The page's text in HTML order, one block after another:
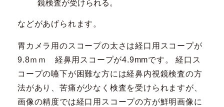
鏡検査が受けられる。
などがあげられます。
胃カメラ用のスコープの太さは経口用スコープが
9.8ｍｍ 経鼻用スコープが4.9mmです。 経口ス
コープの嚥下が困難な方には経鼻内視鏡検査の方
法があり、苦痛が少なく検査を受けられますが、
画像の精度では経口用スコープの方が鮮明画像に